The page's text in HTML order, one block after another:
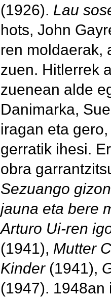
(1926). Lau
hots, John
ren moldaerak,
zuen. Hitlerrek
zuenean alde
Danimarka,
iragan eta
gerratik ihesi.
obra
Sezuango
jauna eta bere
Arturo Ui-ren
(1941), Mutter
Kinder(1941),
(1947). 1948an